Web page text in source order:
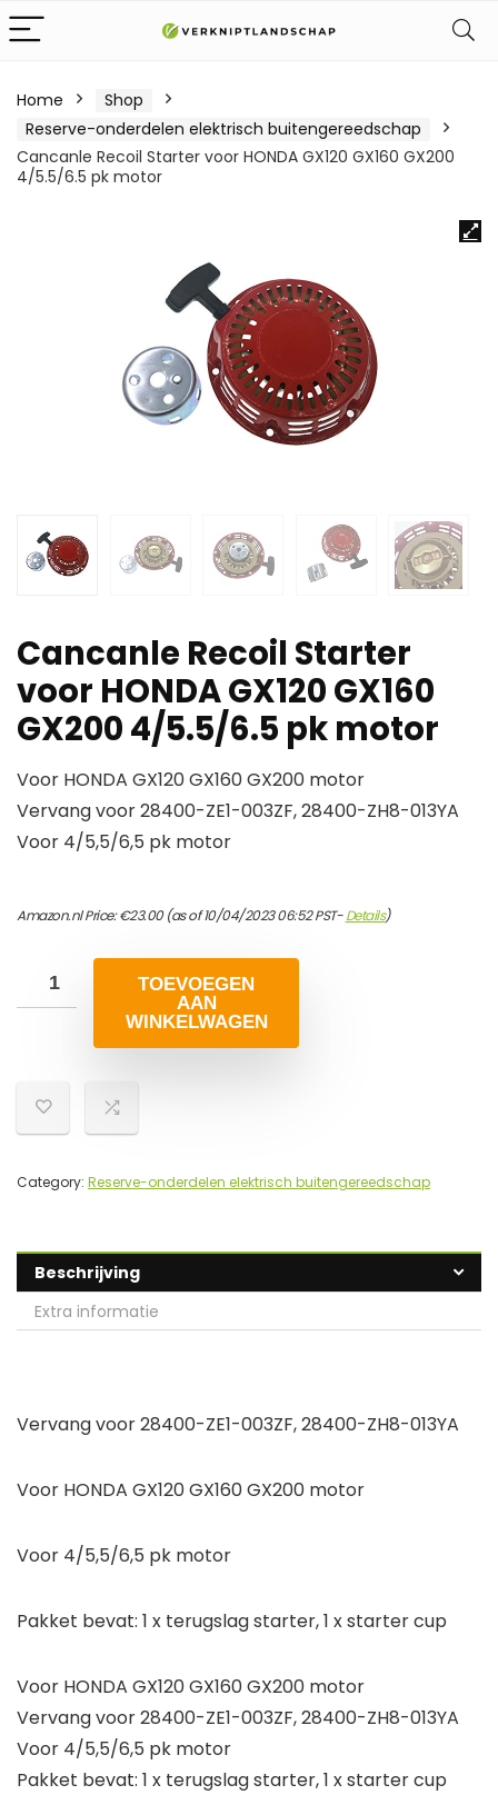
Home
Shop
Reserve-onderdelen elektrisch buitengereedschap
Cancanle Recoil Starter voor HONDA GX120 GX160 GX200
4/5.5/6.5 pk motor
Cancanle Recoil Starter
voor HONDA GX120 GX160
GX200 4/5.5/6.5 pk motor
Voor HONDA GX120 GX160 GX200 motor
Vervang voor 28400-ZE1-003ZF, 28400-ZH8-013YA
Voor 4/5,5/6,5 pk motor
Amazon.nl Price:€23.00(as of 10/04/2023 06:52 PST-Details)
TOEVOEGEN
AAN
WINKELWAGEN
Category: Reserve-onderdelen elektrisch buitengereedschap
Beschrijving
Extra informatie
Vervang voor 28400-ZE1-003ZF, 28400-ZH8-013YA
Voor HONDA GX120 GX160 GX200 motor
Voor 4/5,5/6,5 pk motor
Pakket bevat: 1 x terugslag starter, 1 x starter cup
Voor HONDA GX120 GX160 GX200 motor
Vervang voor 28400-ZE1-003ZF, 28400-ZH8-013YA
Voor 4/5,5/6,5 pk motor
Pakket bevat: 1 x terugslag starter, 1 x starter cup